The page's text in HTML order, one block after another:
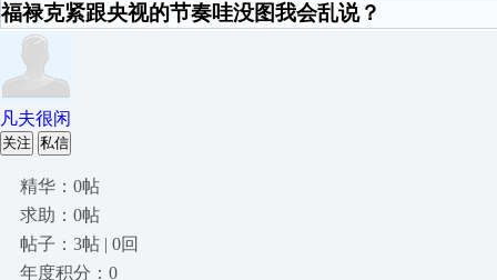
福禄克紧跟央视的节奏哇没图我会乱说？
凡夫很闲
关注 私信
精华：0帖
求助：0帖
帖子：3帖 | 0回
年度积分：0